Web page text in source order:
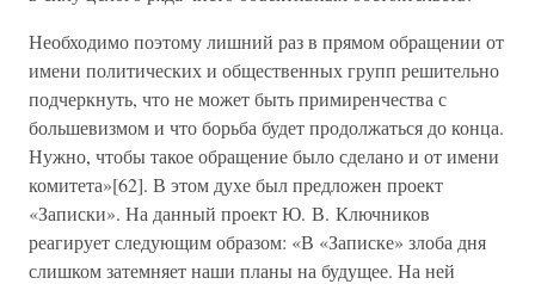
Необходимо поэтому лишний раз в прямом обращении от
имени политических и общественных групп решительно
подчеркнуть, что не может быть примиренчества с
большевизмом и что борьба будет продолжаться до конца.
Нужно, чтобы такое обращение было сделано и от имени
комитета»[62]. В этом духе был предложен проект
«Записки». На данный проект Ю. В. Ключников
реагирует следующим образом: «В «Записке» злоба дня
слишком затемняет наши планы на будущее. На ней